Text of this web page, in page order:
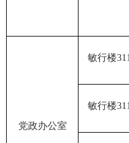
党政办公室
敏行楼311
敏行楼311